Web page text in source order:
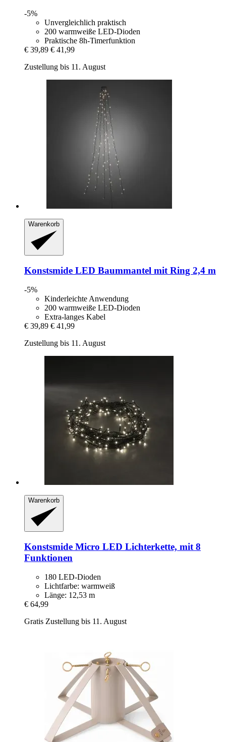
-5%
Unvergleichlich praktisch
200 warmweiße LED-Dioden
Praktische 8h-Timerfunktion
€ 39,89 € 41,99
Zustellung bis 11. August
Warenkorb
Konstsmide LED Baummantel mit Ring 2,4 m
-5%
Kinderleichte Anwendung
200 warmweiße LED-Dioden
Extra-langes Kabel
€ 39,89 € 41,99
Zustellung bis 11. August
Warenkorb
Konstsmide Micro LED Lichterkette, mit 8
Funktionen
180 LED-Dioden
Lichtfarbe: warmweiß
Länge: 12,53 m
€ 64,99
Gratis Zustellung bis 11. August